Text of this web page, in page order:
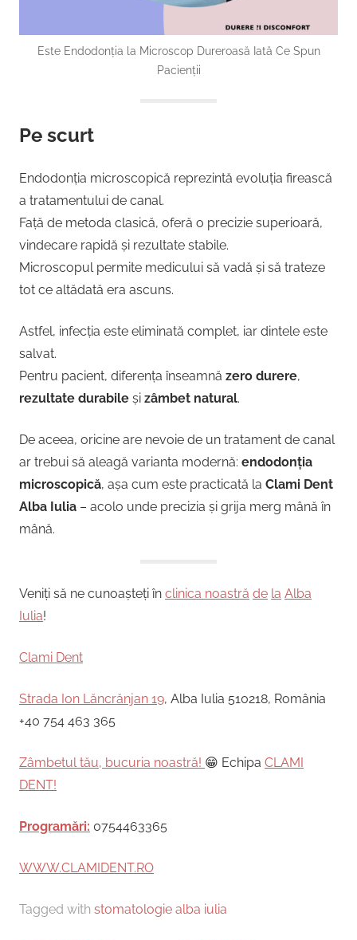
Este Endodonția la Microscop Dureroasă Iată Ce Spun
Pacienții
Pe scurt
Endodonția microscopică reprezintă evoluția firească
a tratamentului de canal.
Față de metoda clasică, oferă o precizie superioară,
vindecare rapidă și rezultate stabile.
Microscopul permite medicului să vadă și să trateze
tot ce altădată era ascuns.
Astfel, infecția este eliminată complet, iar dintele este
salvat.
Pentru pacient, diferența înseamnă zero durere,
rezultate durabile și zâmbet natural.
De aceea, oricine are nevoie de un tratament de canal
ar trebui să aleagă varianta modernă: endodonția
microscopică, așa cum este practicată la Clami Dent
Alba Iulia – acolo unde precizia și grija merg mână în
mână.
Veniți să ne cunoașteți în clinica noastră de la Alba
Iulia!
Clami Dent
Strada Ion Lăncrănjan 19, Alba Iulia 510218, România
+40 754 463 365
Zâmbetul tău, bucuria noastră! 😁 Echipa CLAMI
DENT!
Programări: 0754463365
WWW.CLAMIDENT.RO
Tagged with stomatologie alba iulia